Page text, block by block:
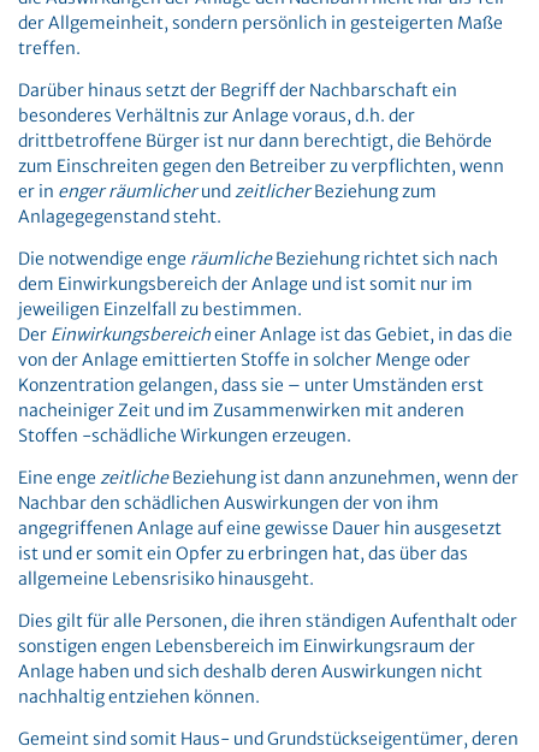
der Allgemeinheit, sondern persönlich in gesteigerten Maße
treffen.
Darüber hinaus setzt der Begriff der Nachbarschaft ein
besonderes Verhältnis zur Anlage voraus, d.h. der
drittbetroffene Bürger ist nur dann berechtigt, die Behörde
zum Einschreiten gegen den Betreiber zu verpflichten, wenn
er in enger räumlicherundzeitlicherBeziehung zum
Anlagegegenstand steht.
Die notwendige enge räumlicheBeziehung richtet sich nach
dem Einwirkungsbereich der Anlage und ist somit nur im
jeweiligen Einzelfall zu bestimmen.
Der Einwirkungsbereicheiner Anlage ist das Gebiet, in das die
von der Anlage emittierten Stoffe in solcher Menge oder
Konzentration gelangen, dass sie – unter Umständen erst
nacheiniger Zeit und im Zusammenwirken mit anderen
Stoffen -schädliche Wirkungen erzeugen.
Eine enge zeitlicheBeziehung ist dann anzunehmen, wenn der
Nachbar den schädlichen Auswirkungen der von ihm
angegriffenen Anlage auf eine gewisse Dauer hin ausgesetzt
ist und er somit ein Opfer zu erbringen hat, das über das
allgemeine Lebensrisiko hinausgeht.
Dies gilt für alle Personen, die ihren ständigen Aufenthalt oder
sonstigen engen Lebensbereich im Einwirkungsraum der
Anlage haben und sich deshalb deren Auswirkungen nicht
nachhaltig entziehen können.
Gemeint sind somit Haus- und Grundstückseigentümer, deren